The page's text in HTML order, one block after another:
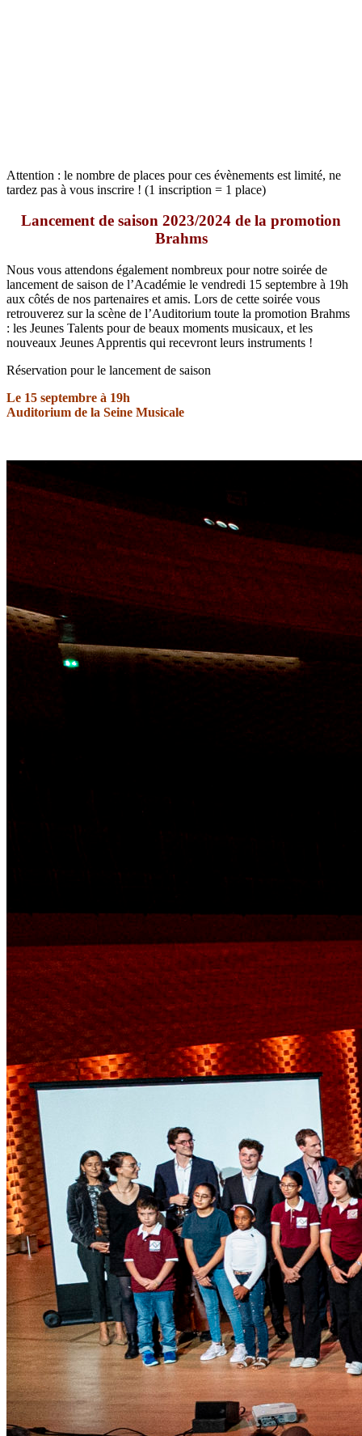
Attention : le nombre de places pour ces évènements est limité, ne
tardez pas à vous inscrire ! (1 inscription = 1 place)
Lancement de saison 2023/2024 de la promotion
Brahms
Nous vous attendons également nombreux pour notre soirée de
lancement de saison de l’Académie le vendredi 15 septembre à 19h
aux côtés de nos partenaires et amis. Lors de cette soirée vous
retrouverez sur la scène de l’Auditorium toute la promotion Brahms
: les Jeunes Talents pour de beaux moments musicaux, et les
nouveaux Jeunes Apprentis qui recevront leurs instruments !
Réservation pour le lancement de saison
Le 15 septembre à 19h
Auditorium de la Seine Musicale